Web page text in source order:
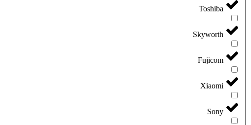
Toshiba
Skyworth
Fujicom
Xiaomi
Sony